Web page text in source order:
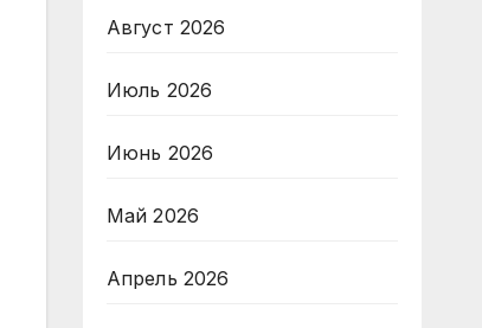
Август 2026
Июль 2026
Июнь 2026
Май 2026
Апрель 2026